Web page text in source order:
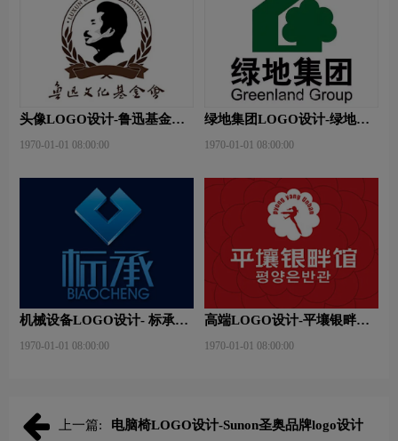
头像LOGO设计-鲁迅基金会
1970-01-01 08:00:00
绿地集团LOGO设计-绿地集
1970-01-01 08:00:00
机械设备LOGO设计- 标承机
1970-01-01 08:00:00
高端LOGO设计-平壤银畔馆
1970-01-01 08:00:00
上一篇: 电脑椅LOGO设计-Sunon圣奥品牌logo设计